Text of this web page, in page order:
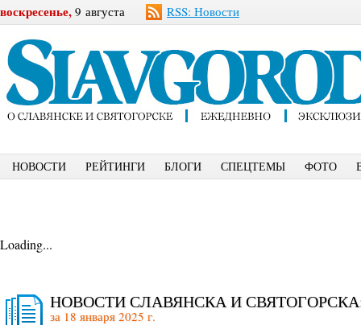
воскресенье, 9 августа RSS: Новости
НОВОСТИ РЕЙТИНГИ БЛОГИ СПЕЦТЕМЫ ФОТО
Loading...
НОВОСТИ СЛАВЯНСКА И
за 18 января 2025 г.